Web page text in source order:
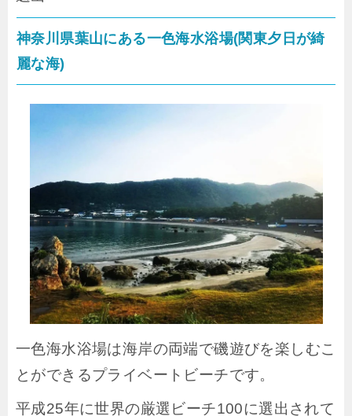
神奈川県葉山にある一色海水浴場(関東夕日が綺
麗な海)
一色海水浴場は海岸の両端で磯遊びを楽しむこ
とができるプライベートビーチです。
平成25年に世界の厳選ビーチ100に選出されて